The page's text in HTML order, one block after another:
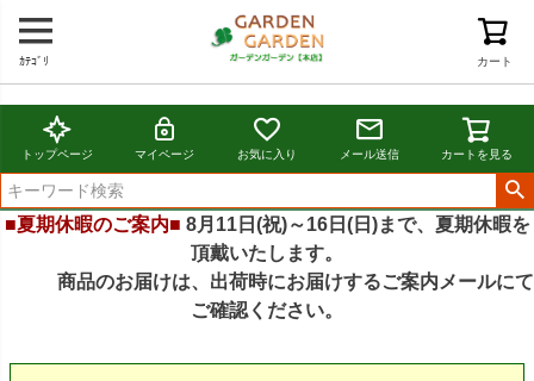
カート
ｶﾃｺﾞﾘ
トップページ マイページ お気に入り メール送信 カートを見る
■夏期休暇のご案内■ 8月11日(祝)～16日(日)まで、夏期休暇を
頂戴いたします。
商品のお届けは、出荷時にお届けするご案内メールにて
ご確認ください。